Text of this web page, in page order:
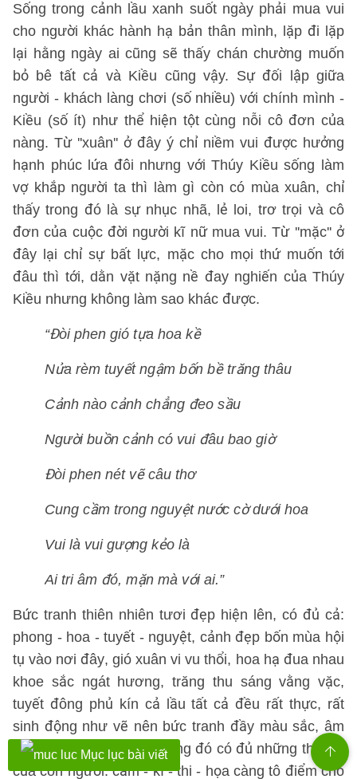
Sống trong cảnh lầu xanh suốt ngày phải mua vui
cho người khác hành hạ bản thân mình, lặp đi lặp
lại hằng ngày ai cũng sẽ thấy chán chường muốn
bỏ bê tất cả và Kiều cũng vậy. Sự đối lập giữa
người - khách làng chơi (số nhiều) với chính mình -
Kiều (số ít) như thể hiện tột cùng nỗi cô đơn của
nàng. Từ ''xuân'' ở đây ý chỉ niềm vui được hưởng
hạnh phúc lứa đôi nhưng với Thúy Kiều sống làm
vợ khắp người ta thì làm gì còn có mùa xuân, chỉ
thấy trong đó là sự nhục nhã, lẻ loi, trơ trọi và cô
đơn của cuộc đời người kĩ nữ mua vui. Từ ''mặc'' ở
đây lại chỉ sự bất lực, mặc cho mọi thứ muốn tới
đâu thì tới, dằn vặt nặng nề đay nghiến của Thúy
Kiều nhưng không làm sao khác được.
“Đòi phen gió tựa hoa kề
Nửa rèm tuyết ngậm bốn bề trăng thâu
Cảnh nào cảnh chẳng đeo sầu
Người buồn cảnh có vui đâu bao giờ
Đòi phen nét vẽ câu thơ
Cung cầm trong nguyệt nước cờ dưới hoa
Vui là vui gượng kẻo là
Ai tri âm đó, mặn mà với ai.”
Bức tranh thiên nhiên tươi đẹp hiện lên, có đủ cả:
phong - hoa - tuyết - nguyệt, cảnh đẹp bốn mùa hội
tụ vào nơi đây, gió xuân vi vu thổi, hoa hạ đua nhau
khoe sắc ngát hương, trăng thu sáng vằng vặc,
tuyết đông phủ kín cả lầu tất cả đều rất thực, rất
sinh động như vẽ nên bức tranh đầy màu sắc, âm
thanh của lầu xanh và trong đó có đủ những thú vui
của con người: cầm - kì - thi - họa càng tô điểm cho
Mục lục bài viết